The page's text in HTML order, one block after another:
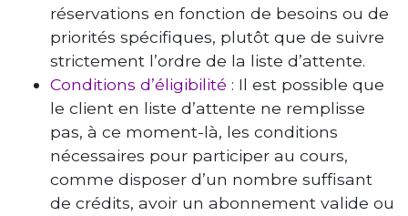
réservations en fonction de besoins ou de
priorités spécifiques, plutôt que de suivre
strictement l’ordre de la liste d’attente.
Conditions d’éligibilité : Il est possible que
le client en liste d’attente ne remplisse
pas, à ce moment-là, les conditions
nécessaires pour participer au cours,
comme disposer d’un nombre suffisant
de crédits, avoir un abonnement valide ou